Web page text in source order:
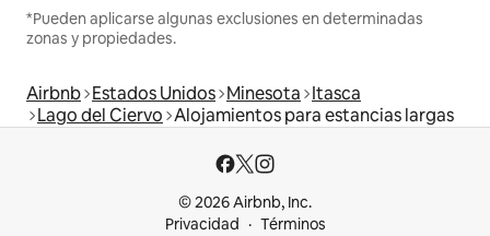
*Pueden aplicarse algunas exclusiones en determinadas
zonas y propiedades.
Airbnb Estados Unidos Minesota Itasca
Lago del Ciervo Alojamientos para estancias largas
© 2026 Airbnb, Inc.
Privacidad
Términos